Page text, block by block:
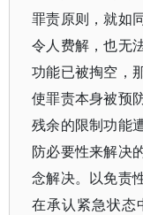
罪责原则，就如
令人费解，也无
功能已被掏空，
使罪责本身被预
残余的限制功能
防必要性来解决
念解决。以免责
在承认紧急状态